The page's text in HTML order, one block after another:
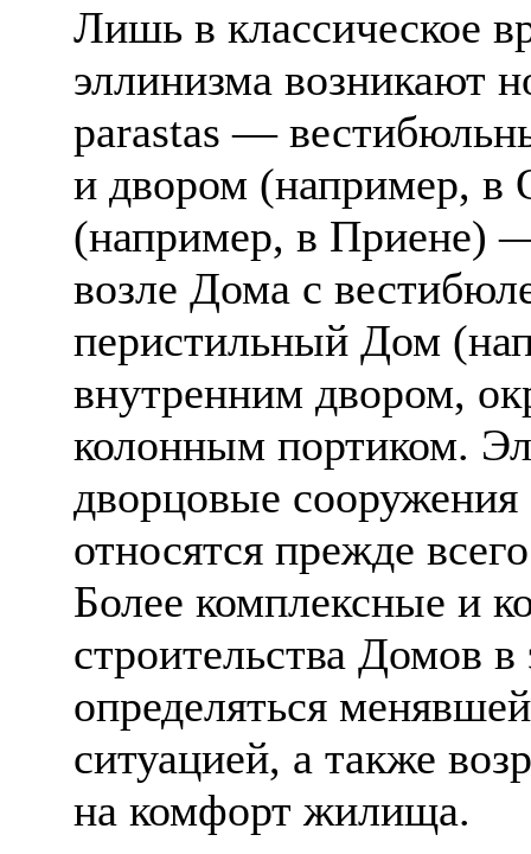
Лишь в классическое
эллинизма возникают
parastas —
и двором (например, в
(например, в Приене)
возле Дома с
перистильный Дом
внутренним двором,
колонным портиком.
дворцовые
относятся прежде
Более комплексные и
строительства Домов
определяться
ситуацией, а также
на комфорт жилища.